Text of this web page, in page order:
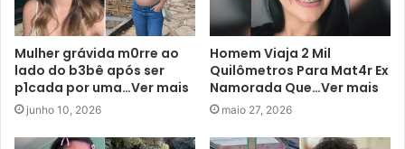
Mulher grávida m0rre ao
lado do b3bê após ser
p1cada por uma…Ver mais
junho 10, 2026
Homem Viaja 2 Mil
Quilômetros Para Mat4r Ex
Namorada Que…Ver mais
maio 27, 2026